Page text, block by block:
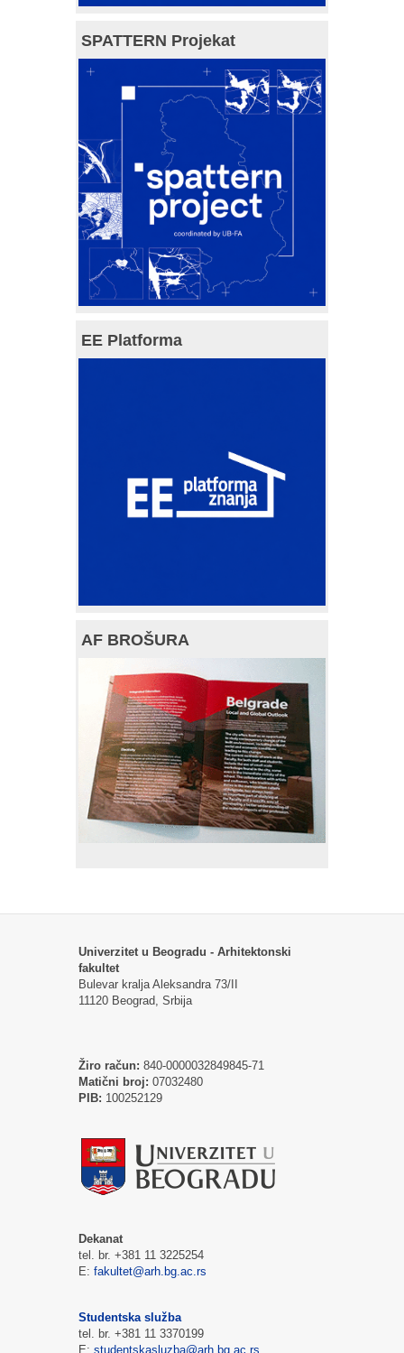
SPATTERN Projekat
EE Platforma
AF BROŠURA
Univerzitet u Beogradu - Arhitektonski
fakultet
Bulevar kralja Aleksandra 73/II
11120 Beograd, Srbija
Žiro račun: 840-0000032849845-71
Matični broj: 07032480
PIB: 100252129
Dekanat
tel. br. +381 11 3225254
E: fakultet@arh.bg.ac.rs
Studentska služba
tel. br. +381 11 3370199
E: studentskasluzba@arh.bg.ac.rs